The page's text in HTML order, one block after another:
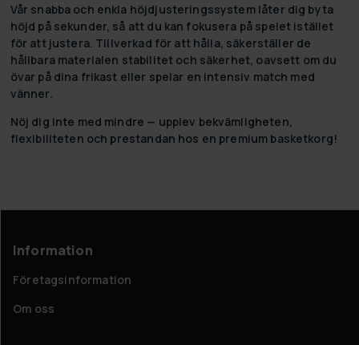
Vår snabba och enkla höjdjusteringssystem låter dig byta
höjd på sekunder, så att du kan fokusera på spelet istället
för att justera. Tillverkad för att hålla, säkerställer de
hållbara materialen stabilitet och säkerhet, oavsett om du
övar på dina frikast eller spelar en intensiv match med
vänner.
Nöj dig inte med mindre — upplev bekvämligheten,
flexibiliteten och prestandan hos en premium basketkorg!
Information
Företagsinformation
Om oss